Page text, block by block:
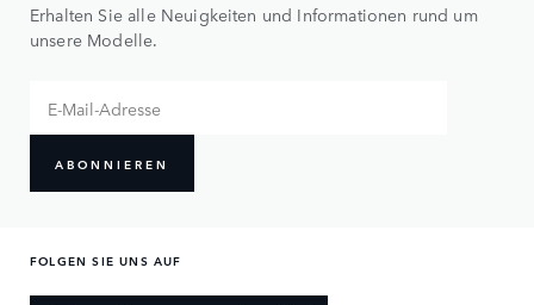
Erhalten Sie alle Neuigkeiten und Informationen rund um
unsere Modelle.
ABONNIEREN
FOLGEN SIE UNS AUF